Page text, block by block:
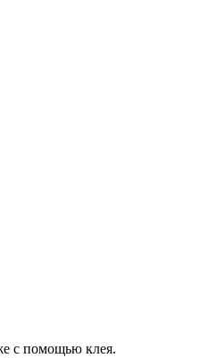
с помощью клея.